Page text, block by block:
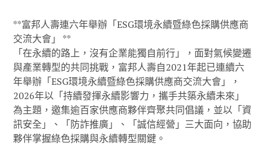
**富邦人壽連六年舉辦「ESG環境永續暨綠色採購供應商
交流大會」 **
「在永續的路上，沒有企業能獨自前行」，面對氣候變遷
與產業轉型的共同挑戰，富邦人壽自2021年起已連續六
年舉辦「ESG環境永續暨綠色採購供應商交流大會」，
2026年以「持續發揮永續影響力，攜手共築永續未來」
為主題，邀集逾百家供應商夥伴齊聚共同倡議，並以「資
訊安全」、「防詐推廣」、「誠信經營」三大面向，協助
夥伴掌握綠色採購與永續轉型關鍵。